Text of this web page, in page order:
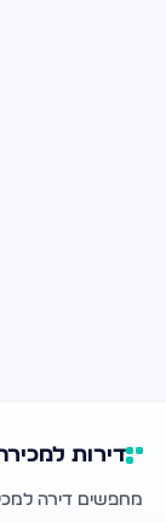
דירות
מחפשים דירה